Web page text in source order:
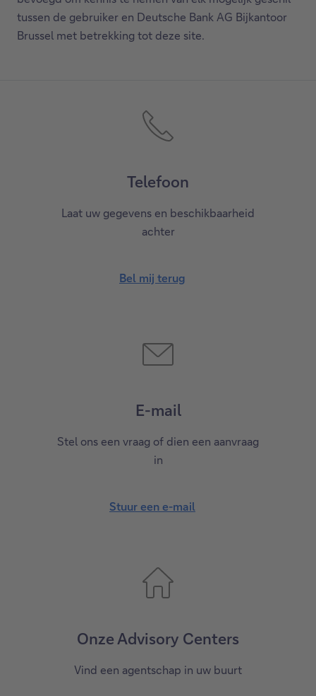
tussen de gebruiker en Deutsche Bank AG Bijkantoor
Brussel met betrekking tot deze site.
Telefoon
Laat uw gegevens en beschikbaarheid
achter
Bel mij terug
E-mail
Stel ons een vraag of dien een aanvraag
in
Stuur een e-mail
Onze Advisory Centers
Vind een agentschap in uw buurt